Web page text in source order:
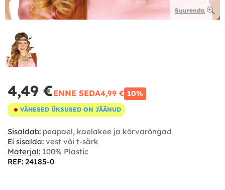
Suurenda
4,49 €ENNE SEDA4,99 € 10%
VÄHESED ÜKSUSED ON JÄÄNUD
Sisaldab: peapael, kaelakee ja kõrvarõngad
Ei sisalda: vest või t-särk
Materjal: 100% Plastic
REF: 24185-0